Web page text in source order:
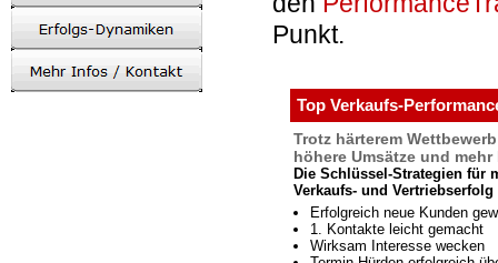
Punkt.
Top Verkaufs-
Trotz härterem
höhere Umsätze und mehr
Die Schlüssel-Strategien für
Verkaufs- und Vertriebserfolg
Erfolgreich neue Kunden
1. Kontakte leicht gemacht
Wirksam Interesse wecken